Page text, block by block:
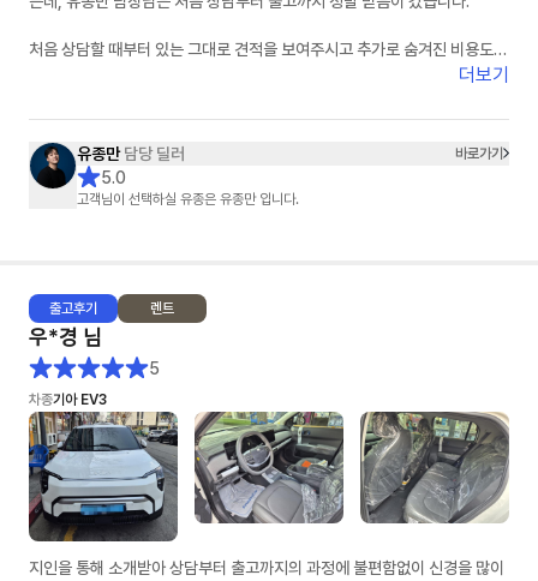
처음 상담할 때부터 있는 그대로 견적을 보여주시고 추가로 숨겨진 비용도
없어서 신뢰가 갔습니다. 궁금한 점이 있을 때마다 피드백도 정말 빠르셔서
무엇보다 상담하면서 느낀 건 사람이 정말 좋으시다는 점이었습니다. 단순히
계약만 하는 느낌이 아니라 끝까지 책임지고 챙겨주시는 느낌이라 더 믿고
진행할 수 있었습니다.
더보기
유종만 담당 딜러 바로가기
5.0
고객님이 선택하실 유종은 유종만 입니다.
출고후기 렌트
우*경 님
5
차종기아 EV3
지인을 통해 소개받아 상담부터 출고까지의 과정에 불편함없이 신경을 많이